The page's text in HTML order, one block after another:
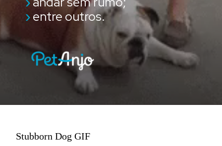
›entre outros.
Stubborn Dog GIF